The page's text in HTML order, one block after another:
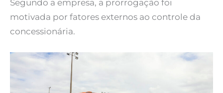
Segundo a empresa, a prorrogação foi
motivada por fatores externos ao controle da
concessionária.